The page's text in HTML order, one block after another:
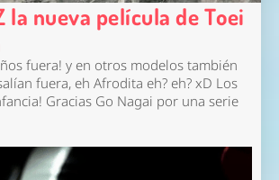
la nueva película de Toei
fuera! y en otros modelos también
fuera, eh Afrodita eh? eh? xD Los
Gracias Go Nagai por una serie